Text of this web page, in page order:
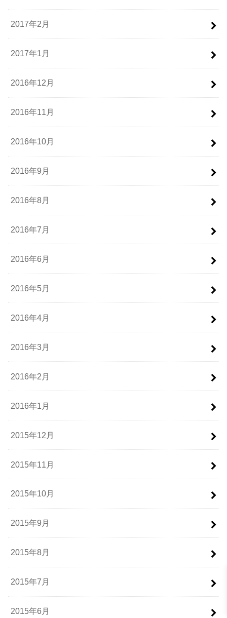
2017年2月
2017年1月
2016年12月
2016年11月
2016年10月
2016年9月
2016年8月
2016年7月
2016年6月
2016年5月
2016年4月
2016年3月
2016年2月
2016年1月
2015年12月
2015年11月
2015年10月
2015年9月
2015年8月
2015年7月
2015年6月